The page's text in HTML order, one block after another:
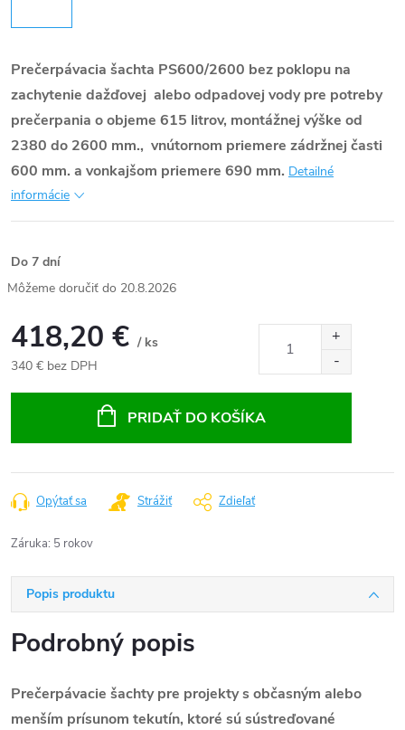
Prečerpávacia šachta PS600/2600 bez poklopu na
zachytenie dažďovej alebo odpadovej vody pre potreby
prečerpania o objeme 615 litrov, montážnej výške od
2380 do 2600 mm., vnútornom priemere zádržnej časti
600 mm. a vonkajšom priemere 690 mm. Detailné
informácie
Do 7 dní
20.8.2026
418,20 € / ks
340 € bez DPH
PRIDAŤ DO KOŠÍKA
Opýtať sa Strážiť Zdieľať
Záruka: 5 rokov
Popis produktu
Podrobný popis
Prečerpávacie šachty pre projekty s občasným alebo
menším prísunom tekutín, ktoré sú sústreďované